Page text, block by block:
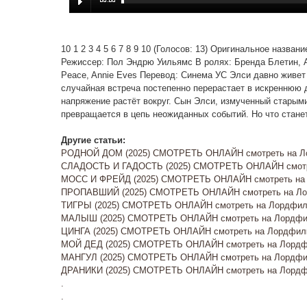
10 1 2 3 4 5 6 7 8 9 10 (Голосов: 13) Оригинальное
Режиссер: Пол Эндрю Уильямс В ролях: Бренда Блетин,
Peace, Annie Eves Перевод: Синема УС Элси давно
случайная встреча постепенно перерастает в
напряжение растёт вокруг. Сын Элси, измученный
превращается в цепь неожиданных событий. Но что
Другие статьи:
РОДНОЙ ДОМ (2025) СМОТРЕТЬ ОНЛАЙН смотреть на
СЛАДОСТЬ И ГАДОСТЬ (2025) СМОТРЕТЬ ОНЛАЙН
МОСС И ФРЕЙД (2025) СМОТРЕТЬ ОНЛАЙН смотреть на
ПРОПАВШИЙ (2025) СМОТРЕТЬ ОНЛАЙН смотреть на
ТИГРЫ (2025) СМОТРЕТЬ ОНЛАЙН смотреть на
МАЛЫШ (2025) СМОТРЕТЬ ОНЛАЙН смотреть на
ЦИНГА (2025) СМОТРЕТЬ ОНЛАЙН смотреть на
МОЙ ДЕД (2025) СМОТРЕТЬ ОНЛАЙН смотреть на
МАНГУЛ (2025) СМОТРЕТЬ ОНЛАЙН смотреть на
ДРАНИКИ (2025) СМОТРЕТЬ ОНЛАЙН смотреть на
.
.